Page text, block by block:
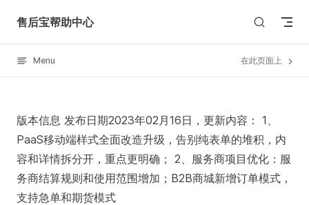
Skip to content
售后宝帮助中心
Menu 在此页面上
版本信息 发布日期2023年02月16日，更新内容： 1、
PaaS移动端样式全面改造升级，告别纯表单的堆积，内
容和详情拆分开，重点更明确； 2、服务商项目优化：服
务商结算规则和使用范围增加；B2B商城新增订单模式，
支持急单和期货模式